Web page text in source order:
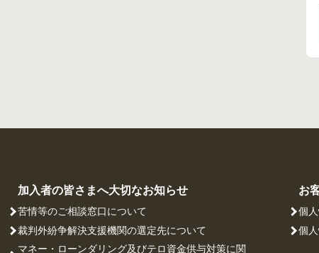
加入者の皆さまへ大切なお知らせ
苦情等のご相談窓口について
裁判外紛争解決支援機関の選定先について
マネー・ローンダリング及びテロ資金供与対策に関
お
個
個